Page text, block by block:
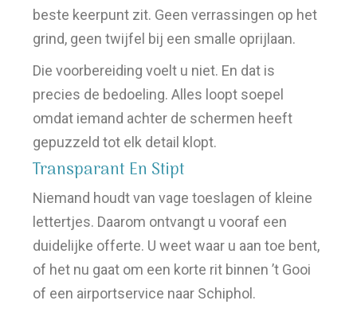
beste keerpunt zit. Geen verrassingen op het
grind, geen twijfel bij een smalle oprijlaan.
Die voorbereiding voelt u niet. En dat is
precies de bedoeling. Alles loopt soepel
omdat iemand achter de schermen heeft
gepuzzeld tot elk detail klopt.
Transparant En Stipt
Niemand houdt van vage toeslagen of kleine
lettertjes. Daarom ontvangt u vooraf een
duidelijke offerte. U weet waar u aan toe bent,
of het nu gaat om een korte rit binnen ’t Gooi
of een airportservice naar Schiphol.